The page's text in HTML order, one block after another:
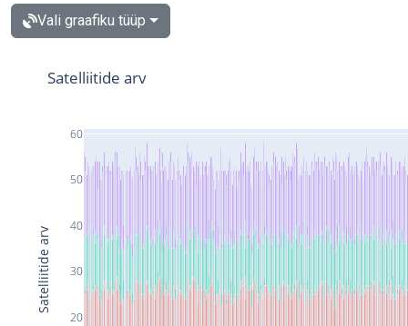
Vali graafiku tüüp
20
30
40
50
60
Satelliitide arv
Satelliitide arv